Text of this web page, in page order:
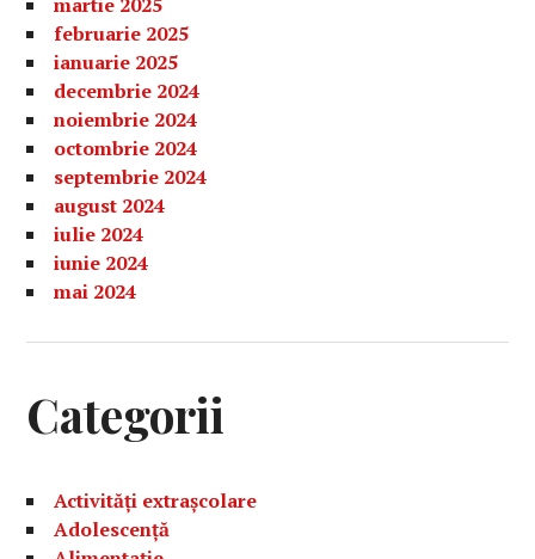
martie 2025
februarie 2025
ianuarie 2025
decembrie 2024
noiembrie 2024
octombrie 2024
septembrie 2024
august 2024
iulie 2024
iunie 2024
mai 2024
Categorii
Activități extrașcolare
Adolescență